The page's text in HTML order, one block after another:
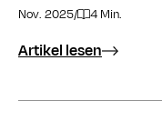
Nov. 2025/ 4 Min.
Artikel lesen